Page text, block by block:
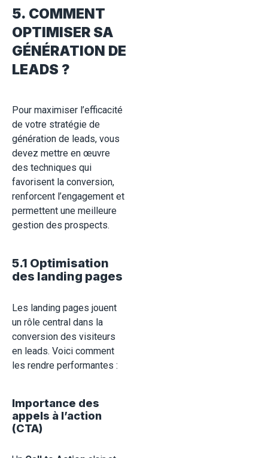
5. COMMENT
OPTIMISER SA
GÉNÉRATION DE
LEADS ?
Pour maximiser l’efficacité
de votre stratégie de
génération de leads, vous
devez mettre en œuvre
des techniques qui
favorisent la conversion,
renforcent l’engagement et
permettent une meilleure
gestion des prospects.
5.1 Optimisation
des landing pages
Les landing pages jouent
un rôle central dans la
conversion des visiteurs
en leads. Voici comment
les rendre performantes :
Importance des
appels à l’action
(CTA)